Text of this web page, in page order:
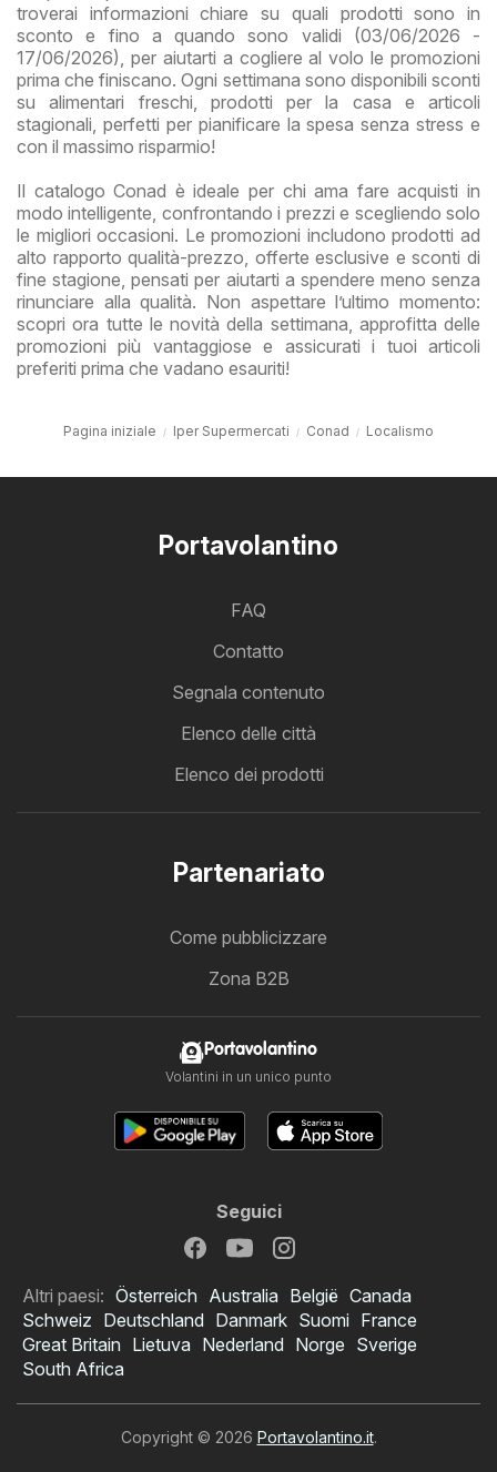
troverai informazioni chiare su quali prodotti sono in
sconto e fino a quando sono validi (03/06/2026 -
17/06/2026), per aiutarti a cogliere al volo le promozioni
prima che finiscano. Ogni settimana sono disponibili sconti
su alimentari freschi, prodotti per la casa e articoli
stagionali, perfetti per pianificare la spesa senza stress e
con il massimo risparmio!
Il catalogo Conad è ideale per chi ama fare acquisti in
modo intelligente, confrontando i prezzi e scegliendo solo
le migliori occasioni. Le promozioni includono prodotti ad
alto rapporto qualità-prezzo, offerte esclusive e sconti di
fine stagione, pensati per aiutarti a spendere meno senza
rinunciare alla qualità. Non aspettare l’ultimo momento:
scopri ora tutte le novità della settimana, approfitta delle
promozioni più vantaggiose e assicurati i tuoi articoli
preferiti prima che vadano esauriti!
Pagina iniziale Iper Supermercati Conad Localismo
Portavolantino
FAQ
Contatto
Segnala contenuto
Elenco delle città
Elenco dei prodotti
Partenariato
Come pubblicizzare
Zona B2B
Portavolantino
Volantini in un unico punto
Seguici
Altri paesi: Österreich Australia België Canada
Schweiz Deutschland Danmark Suomi France
Great Britain Lietuva Nederland Norge Sverige
South Africa
Copyright © 2026 Portavolantino.it.